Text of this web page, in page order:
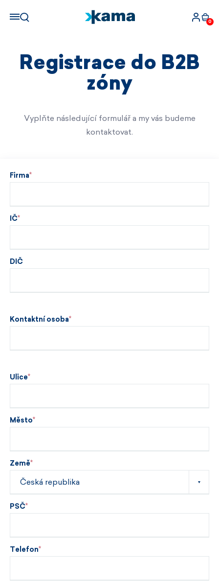
0
Registrace do B2B
zóny
Vyplňte následující formulář a my vás budeme
kontaktovat.
Firma
IČ
DIČ
Kontaktní osoba
Ulice
Město
Země
PSČ
Telefon